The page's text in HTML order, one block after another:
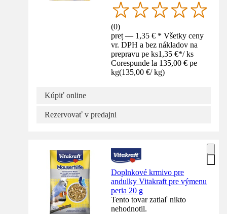
(0)
preț — 1,35 € * Všetky ceny
vr. DPH a bez nákladov na
prepravu pe ks1,35 €*/ ks
Corespunde la 135,00 € pe
kg(135,00 €/ kg)
Kúpiť online
Rezervovať v predajni
Doplnkové krmivo pre
andulky Vitakraft pre výmenu
peria 20 g
Tento tovar zatiaľ nikto
nehodnotil.